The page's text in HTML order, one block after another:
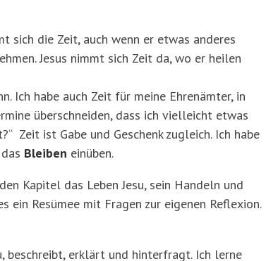
sich die Zeit, auch wenn er etwas anderes
Jesus nimmt sich Zeit da, wo er heilen
Ich habe auch Zeit für meine Ehrenämter, in
überschneiden, dass ich vielleicht etwas
Zeit ist Gabe und Geschenk zugleich. Ich habe
Bleiben einüben.
Kapitel das Leben Jesu, sein Handeln und
Resümee mit Fragen zur eigenen Reflexion.
beschreibt, erklärt und hinterfragt. Ich lerne